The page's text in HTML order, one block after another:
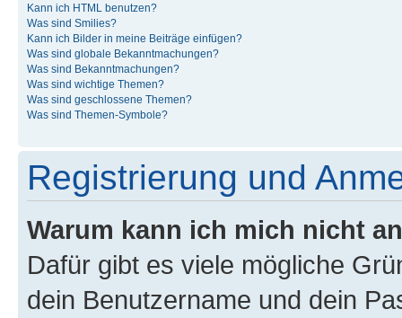
Kann ich HTML benutzen?
Was sind Smilies?
Kann ich Bilder in meine Beiträge einfügen?
Was sind globale Bekanntmachungen?
Was sind Bekanntmachungen?
Was sind wichtige Themen?
Was sind geschlossene Themen?
Was sind Themen-Symbole?
Registrierung und
Warum kann ich mich nicht
Dafür gibt es viele mögliche
dein Benutzername und dein